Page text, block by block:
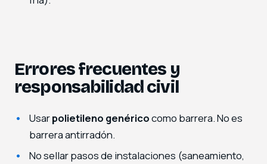
Errores frecuentes y
responsabilidad civil
Usarpolietileno genéricocomo barrera. No es
barrera antirradón.
No sellar pasos de instalaciones (saneamiento,